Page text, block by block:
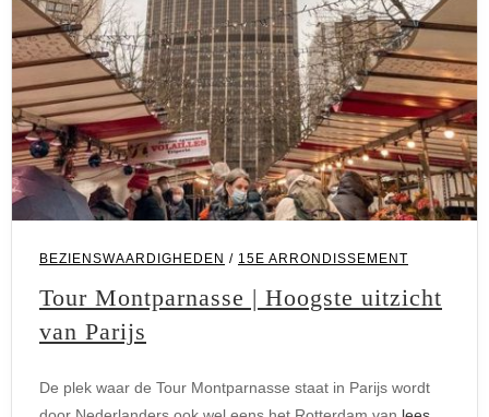
BEZIENSWAARDIGHEDEN / 15E ARRONDISSEMENT
Tour Montparnasse | Hoogste uitzicht
van Parijs
De plek waar de Tour Montparnasse staat in Parijs wordt